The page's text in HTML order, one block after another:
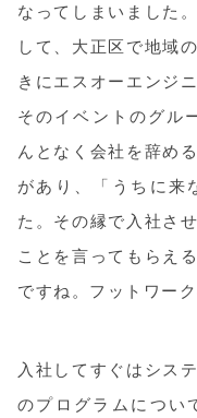
なってしまいました
して、大正区で地域
きにエスオーエンジ
そのイベントのグル
んとなく会社を辞め
があり、「うちに来
た。その縁で入社さ
ことを言ってもらえ
ですね。フットワー
入社してすぐはシス
のプログラムについ